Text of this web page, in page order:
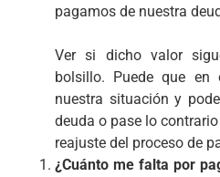
pagamos de nuestra
Ver si dicho valor
bolsillo. Puede que en
nuestra situación y
deuda o pase lo
reajuste del proceso de
¿Cuánto me falta por